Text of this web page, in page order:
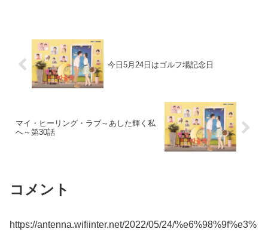
今日5月24日はゴルフ場記念日
マイ・ヒーリング・ラブ～あした輝く私
へ～第30話
コメント
https://antenna.wifiinter.net/2022/05/24/%e6%98%9f%e3%